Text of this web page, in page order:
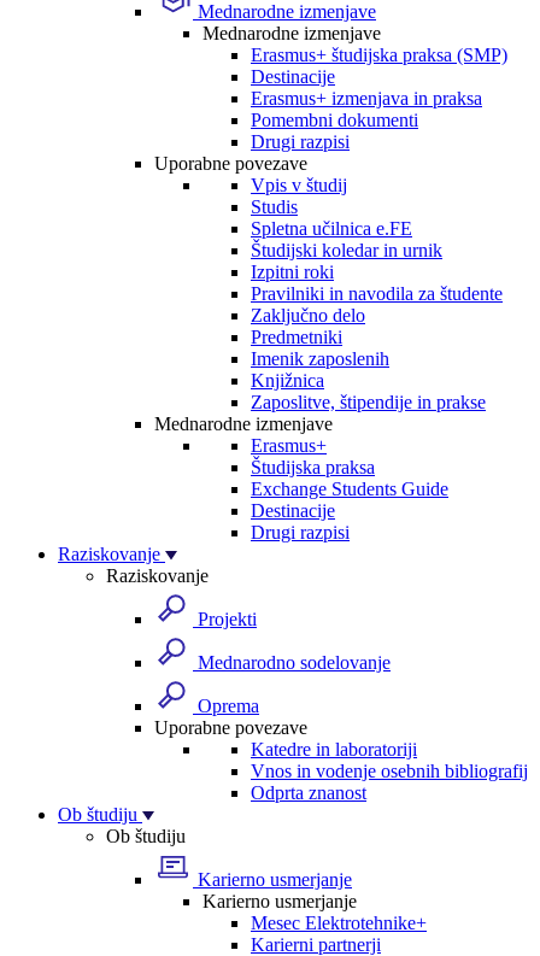
Mednarodne izmenjave
Mednarodne izmenjave
Erasmus+ študijska praksa (SMP)
Destinacije
Erasmus+ izmenjava in praksa
Pomembni dokumenti
Drugi razpisi
Uporabne povezave
Vpis v študij
Studis
Spletna učilnica e.FE
Študijski koledar in urnik
Izpitni roki
Pravilniki in navodila za študente
Zaključno delo
Predmetniki
Imenik zaposlenih
Knjižnica
Zaposlitve, štipendije in prakse
Mednarodne izmenjave
Erasmus+
Študijska praksa
Exchange Students Guide
Destinacije
Drugi razpisi
Raziskovanje
Raziskovanje
Projekti
Mednarodno sodelovanje
Oprema
Uporabne povezave
Katedre in laboratoriji
Vnos in vodenje osebnih bibliografij
Odprta znanost
Ob študiju
Ob študiju
Karierno usmerjanje
Karierno usmerjanje
Mesec Elektrotehnike+
Karierni partnerji